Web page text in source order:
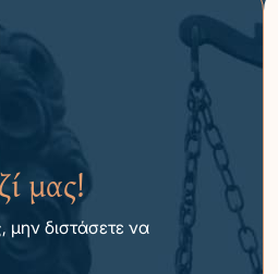
μας!
μην διστάσετε να